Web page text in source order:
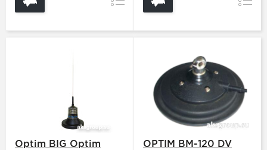
Optim BIG Optim OPTIM BM-120 DV